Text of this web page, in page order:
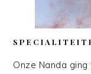
Onze Nanda